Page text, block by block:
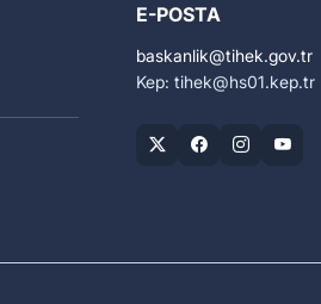
E-POSTA
baskanlik tihek.gov.tr
Kep: tihek hs01.kep.tr